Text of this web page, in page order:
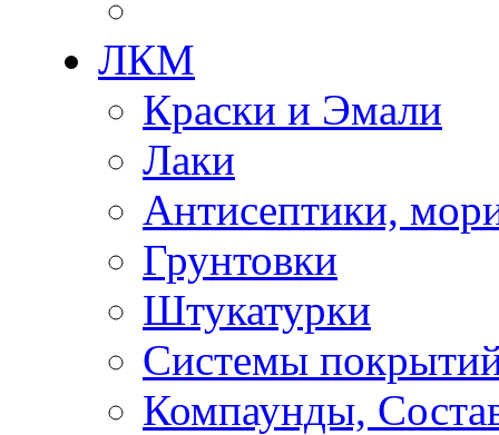
ЛКМ
Краски и Эмали
Лаки
Антисептики,
Грунтовки
Штукатурки
Системы
Компаунды,